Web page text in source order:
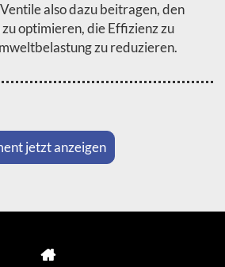
also dazu beitragen, den
optimieren, die Effizienz zu
zu reduzieren.
jetzt anzeigen